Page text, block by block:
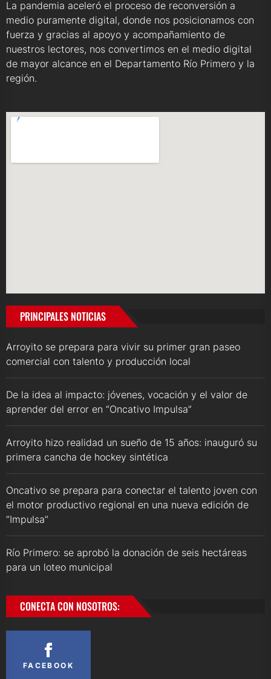
La pandemia aceleró el proceso de reconversión a
medio puramente digital, donde nos posicionamos con
fuerza y gracias al apoyo y acompañamiento de
nuestros lectores, nos convertimos en el medio digital
de mayor alcance en el Departamento Río Primero y la
región.
PRINCIPALES NOTICIAS
Arroyito se prepara para vivir su primer gran paseo
comercial con talento y producción local
De la idea al impacto: jóvenes, vocación y el valor de
aprender del error en “Oncativo Impulsa”
Arroyito hizo realidad un sueño de 15 años: inauguró su
primera cancha de hockey sintética
Oncativo se prepara para conectar el talento joven con
el motor productivo regional en una nueva edición de
“Impulsa”
Río Primero: se aprobó la donación de seis hectáreas
para un loteo municipal
CONECTA CON NOSOTROS:
FACEBOOK